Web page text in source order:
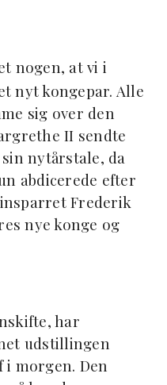
nogen, at vi i
nyt kongepar. Alle
sig over den
II sendte
nytårstale, da
abdicerede efter
Frederik
nye konge og
har
udstillingen
i morgen. Den